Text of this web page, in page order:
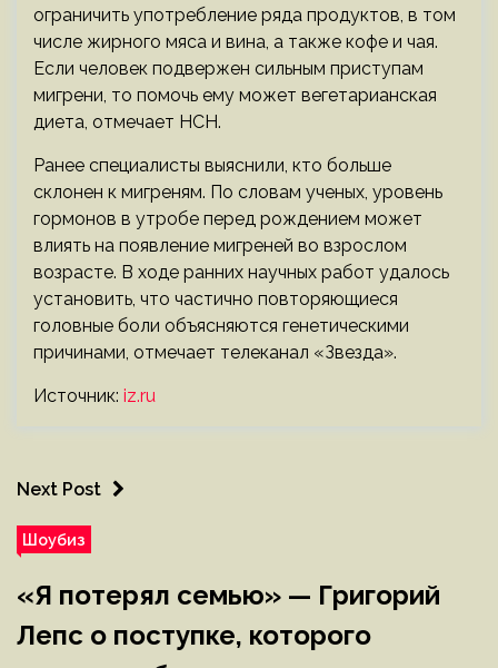
ограничить употребление ряда продуктов, в том
числе жирного мяса и вина, а также кофе и чая.
Если человек подвержен сильным приступам
мигрени, то помочь ему может вегетарианская
диета, отмечает НСН.
Ранее специалисты выяснили, кто больше
склонен к мигреням. По словам ученых, уровень
гормонов в утробе перед рождением может
влиять на появление мигреней во взрослом
возрасте. В ходе ранних научных работ удалось
установить, что частично повторяющиеся
головные боли объясняются генетическими
причинами, отмечает телеканал «Звезда».
Источник: iz.ru
Next Post
Шоубиз
«Я потерял семью» — Григорий
Лепс о поступке, которого